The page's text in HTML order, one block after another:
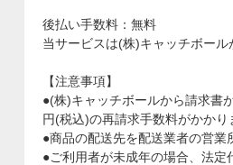
後払い手数料：無料
当サービスは(株)キャッチボール
【注意事項】
●(株)キャッチボールから請求書
円(税込)の再請求手数料がかかり
●商品の配送先を配送業者の営業
●ご利用者が未成年の場合、法定